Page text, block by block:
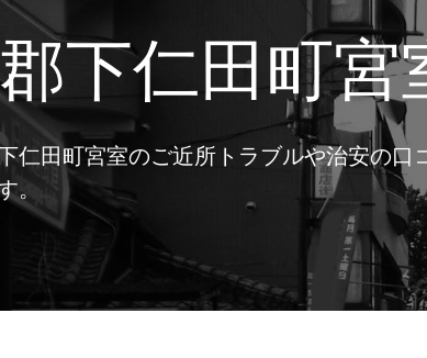
下仁田町
仁田町宮室のご近所トラブルや治安の
。